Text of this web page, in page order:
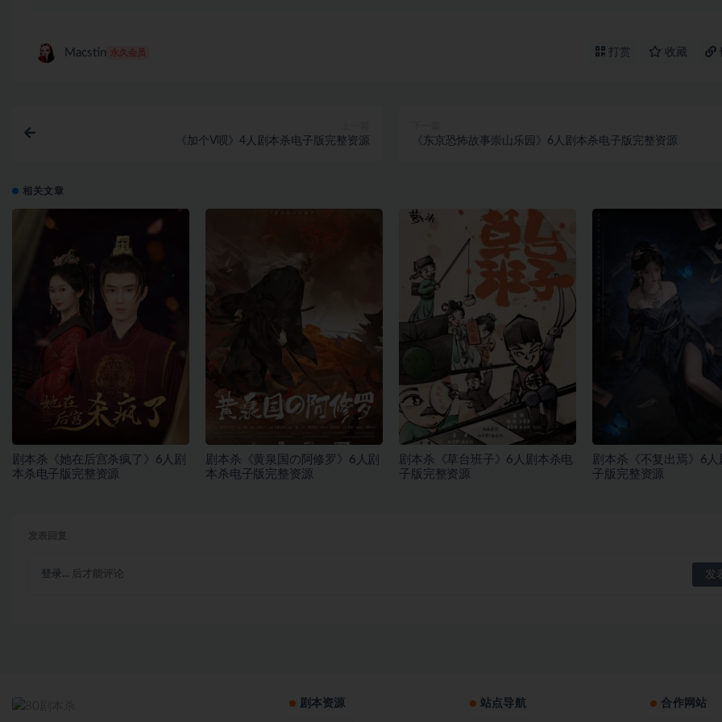
Macstin 永久会员 打赏 收藏
《加个V呗》4人剧本杀电子版完整资源 《东京恐怖故事崇山乐园》6人剧本杀电子版完整资源
相关文章
剧本杀《她在后宫杀疯了》6人剧
本杀电子版完整资源
剧本杀《黄泉国の阿修罗》6人剧
本杀电子版完整资源
剧本杀《草台班子》6人剧本杀电
子版完整资源
剧本杀《不复出焉》6
子版完整资源
登录... 后才能评论
剧本资源 站点导航 合作网站